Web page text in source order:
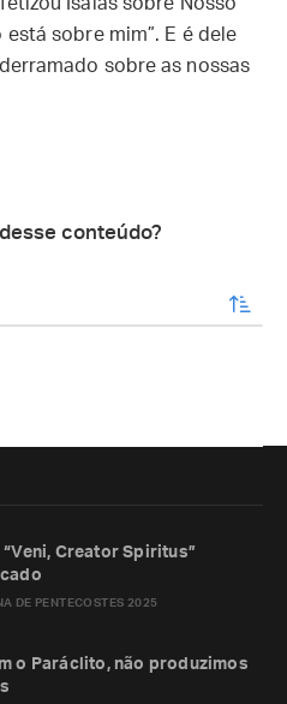
sobre mim”. E é dele
sobre as nossas
conteúdo?
enviar
DE PENTECOSTES 2025
“Veni, Creator Spiritus”
o Paráclito, não produzimos